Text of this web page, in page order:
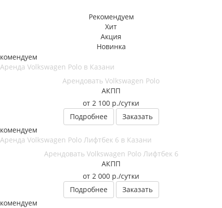
Рекомендуем
Хит
Акция
Новинка
Арендовать Volkswagen Polo
АКПП
от 2 100 р./сутки
Подробнее
Заказать
Арендовать Volkswagen Polo Лифтбек 6
АКПП
от 2 000 р./сутки
Подробнее
Заказать